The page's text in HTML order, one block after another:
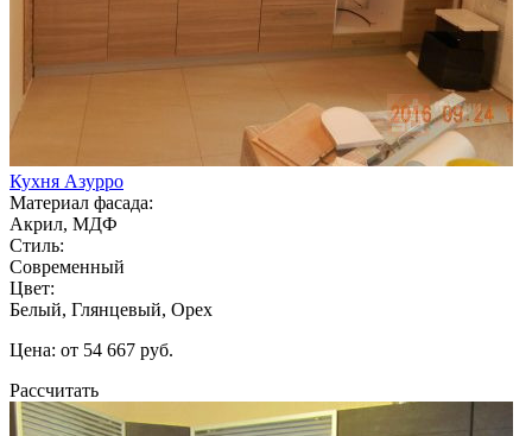
Кухня Азурро
Материал фасада:
Акрил, МДФ
Стиль:
Современный
Цвет:
Белый, Глянцевый, Орех
Цена: от 54 667 руб.
Рассчитать